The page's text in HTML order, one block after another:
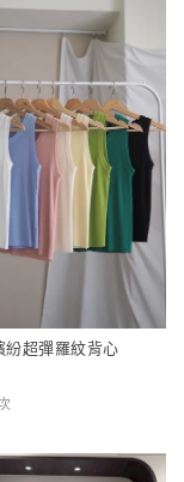
紛超彈羅紋背心